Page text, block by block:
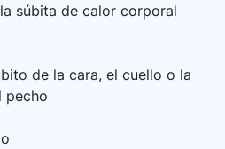
súbita de calor corporal
de la cara, el cuello o la
pecho